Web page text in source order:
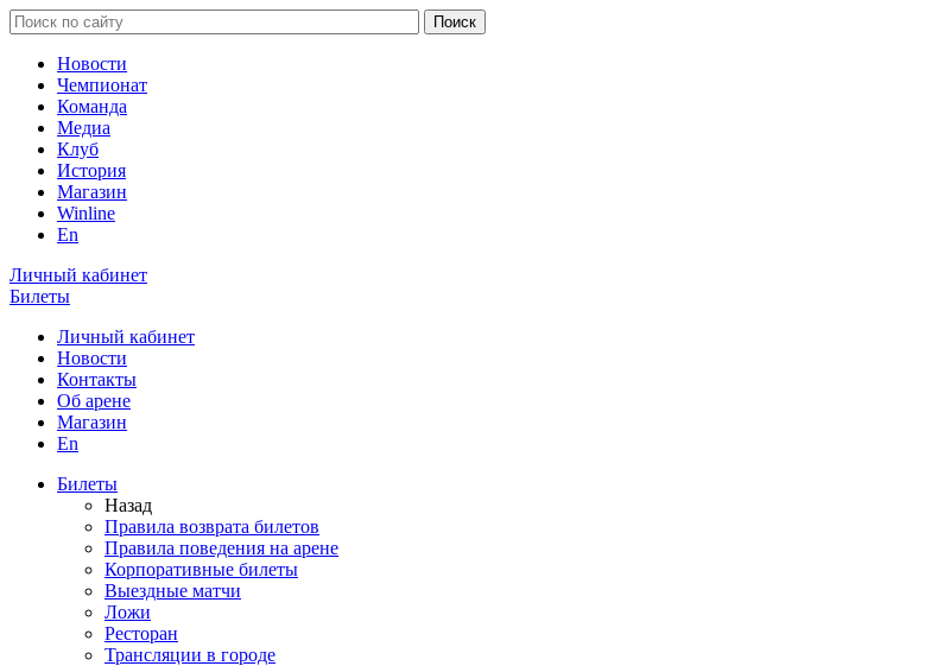
Новости
Чемпионат
Команда
Медиа
Клуб
История
Магазин
Winline
En
Личный кабинет
Билеты
Личный кабинет
Новости
Контакты
Об арене
Магазин
En
Билеты
Назад
Правила возврата билетов
Правила поведения на арене
Корпоративные билеты
Выездные матчи
Ложи
Ресторан
Трансляции в городе